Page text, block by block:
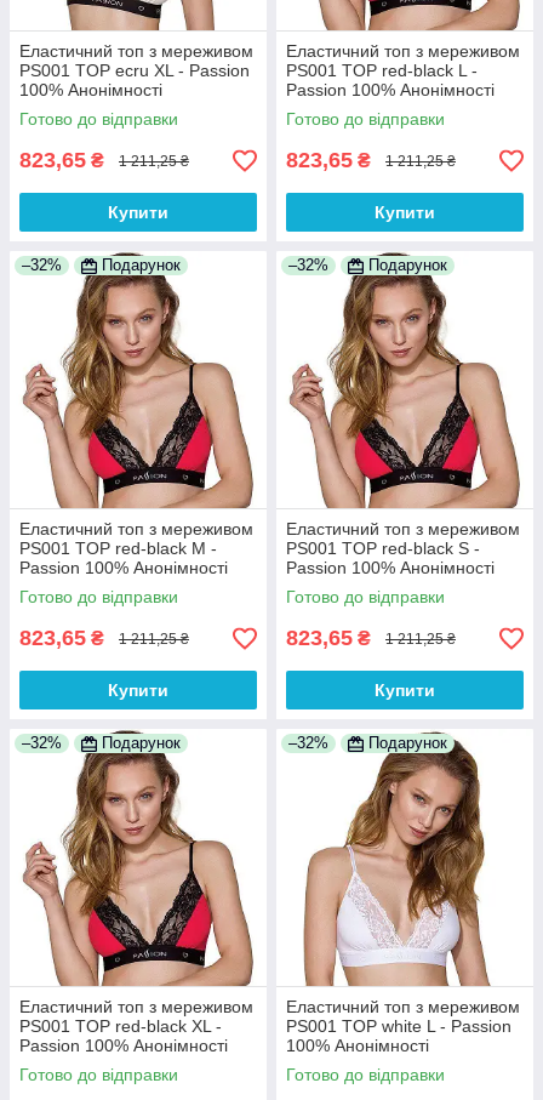
Еластичний топ з мереживом
PS001 TOP ecru XL - Passion
100% Анонімності
Готово до відправки
823,65 ₴ 1 211,25 ₴
Купити
Еластичний топ з мереживом
PS001 TOP red-black L -
Passion 100% Анонімності
Готово до відправки
823,65 ₴ 1 211,25 ₴
Купити
–32% Подарунок
Еластичний топ з мереживом
PS001 TOP red-black M -
Passion 100% Анонімності
Готово до відправки
823,65 ₴ 1 211,25 ₴
Купити
–32% Подарунок
Еластичний топ з мереживом
PS001 TOP red-black S -
Passion 100% Анонімності
Готово до відправки
823,65 ₴ 1 211,25 ₴
Купити
–32% Подарунок
Еластичний топ з мереживом
PS001 TOP red-black XL -
Passion 100% Анонімності
Готово до відправки
–32% Подарунок
Еластичний топ з мереживом
PS001 TOP white L - Passion
100% Анонімності
Готово до відправки